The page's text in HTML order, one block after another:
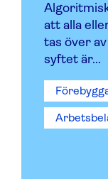
att alla
tas över
syftet är...